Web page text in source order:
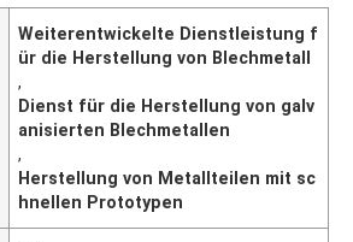
Weiterentwickelte Dienstleistung f
ür die Herstellung von Blechmetall
,
Dienst für die Herstellung von galv
anisierten Blechmetallen
,
Herstellung von Metallteilen mit sc
hnellen Prototypen